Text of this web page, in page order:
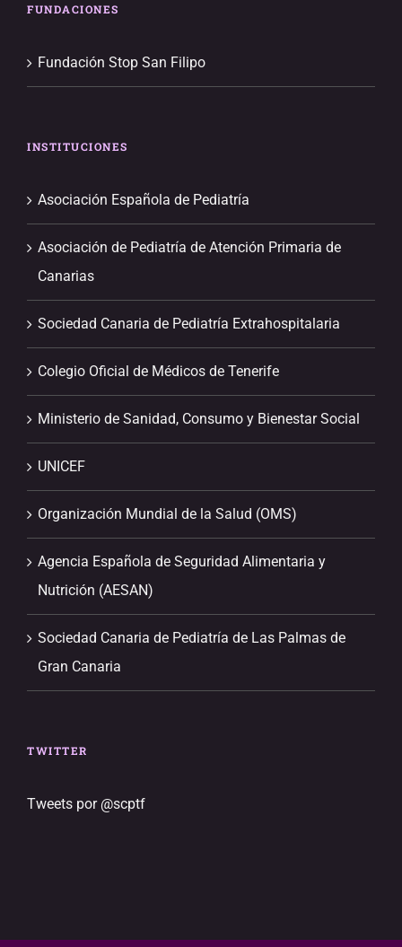
FUNDACIONES
Fundación Stop San Filipo
INSTITUCIONES
Asociación Española de Pediatría
Asociación de Pediatría de Atención Primaria de
Canarias
Sociedad Canaria de Pediatría Extrahospitalaria
Colegio Oficial de Médicos de Tenerife
Ministerio de Sanidad, Consumo y Bienestar Social
UNICEF
Organización Mundial de la Salud (OMS)
Agencia Española de Seguridad Alimentaria y
Nutrición (AESAN)
Sociedad Canaria de Pediatría de Las Palmas de
Gran Canaria
TWITTER
Tweets por @scptf